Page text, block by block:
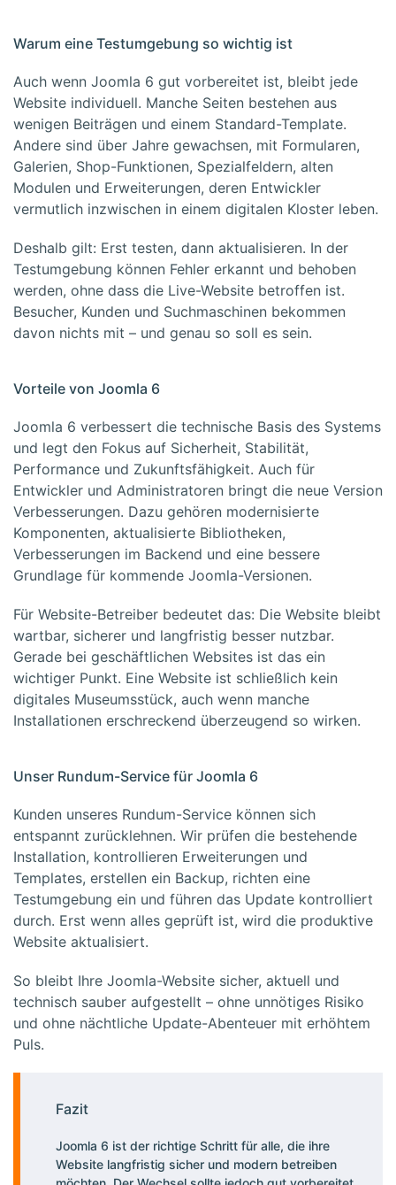
Warum eine Testumgebung so wichtig ist
Auch wenn Joomla 6 gut vorbereitet ist, bleibt jede
Website individuell. Manche Seiten bestehen aus
wenigen Beiträgen und einem Standard-Template.
Andere sind über Jahre gewachsen, mit Formularen,
Galerien, Shop-Funktionen, Spezialfeldern, alten
Modulen und Erweiterungen, deren Entwickler
vermutlich inzwischen in einem digitalen Kloster leben.
Deshalb gilt: Erst testen, dann aktualisieren. In der
Testumgebung können Fehler erkannt und behoben
werden, ohne dass die Live-Website betroffen ist.
Besucher, Kunden und Suchmaschinen bekommen
davon nichts mit – und genau so soll es sein.
Vorteile von Joomla 6
Joomla 6 verbessert die technische Basis des Systems
und legt den Fokus auf Sicherheit, Stabilität,
Performance und Zukunftsfähigkeit. Auch für
Entwickler und Administratoren bringt die neue Version
Verbesserungen. Dazu gehören modernisierte
Komponenten, aktualisierte Bibliotheken,
Verbesserungen im Backend und eine bessere
Grundlage für kommende Joomla-Versionen.
Für Website-Betreiber bedeutet das: Die Website bleibt
wartbar, sicherer und langfristig besser nutzbar.
Gerade bei geschäftlichen Websites ist das ein
wichtiger Punkt. Eine Website ist schließlich kein
digitales Museumsstück, auch wenn manche
Installationen erschreckend überzeugend so wirken.
Unser Rundum-Service für Joomla 6
Kunden unseres Rundum-Service können sich
entspannt zurücklehnen. Wir prüfen die bestehende
Installation, kontrollieren Erweiterungen und
Templates, erstellen ein Backup, richten eine
Testumgebung ein und führen das Update kontrolliert
durch. Erst wenn alles geprüft ist, wird die produktive
Website aktualisiert.
So bleibt Ihre Joomla-Website sicher, aktuell und
technisch sauber aufgestellt – ohne unnötiges Risiko
und ohne nächtliche Update-Abenteuer mit erhöhtem
Puls.
Fazit
Joomla 6 ist der richtige Schritt für alle, die ihre
Website langfristig sicher und modern betreiben